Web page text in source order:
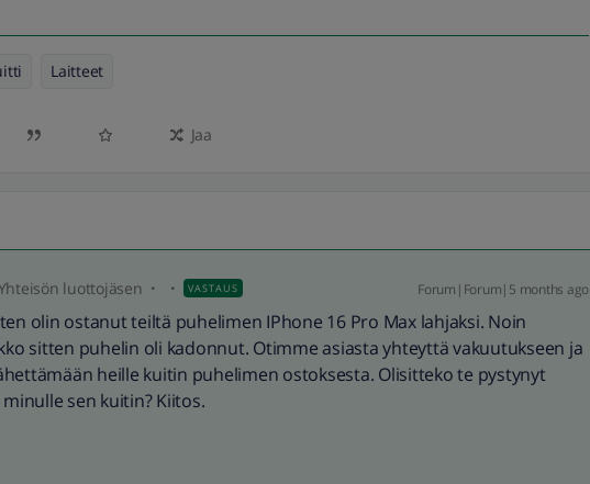
Laitteet
Jaa
luottojäsen VASTAUS Forum|Forum|5 months ago
olin ostanut teiltä puhelimen IPhone 16 Pro Max lahjaksi. Noin
sitten puhelin oli kadonnut. Otimme asiasta yhteyttä vakuutukseen ja
heille kuitin puhelimen ostoksesta. Olisitteko te pystynyt
sen kuitin? Kiitos.